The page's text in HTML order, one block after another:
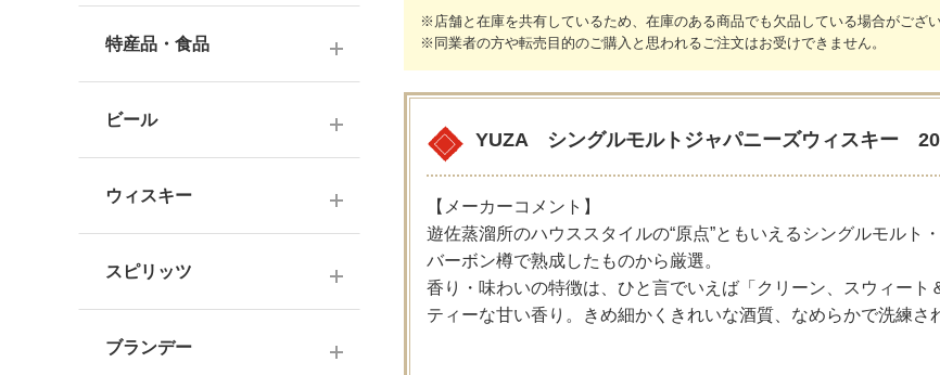
※店舗と在庫を共有しているため、在庫のある商品でも欠品している場合がござい
※同業者の方や転売目的のご購入と思われるご注文はお受けできません。
YUZA シングルモルトジャパニーズウィスキー
【メーカーコメント】
遊佐蒸溜所のハウススタイルの“原点”ともいえるシングルモルト
バーボン樽で熟成したものから厳選。
香り・味わいの特徴は、ひと言でいえば「クリーン、スウィー
ティーな甘い香り。きめ細かくきれいな酒質、なめらかで洗練さ
普通酒
お燗酒
にごり酒・発泡・その他
麦焼酎
米焼酎
黒糖焼酎
ドイツワイン
海外産ワイン
赤ワイン
シャンパーニュ
スパークリングワイン
オレンジワイン
果実酒・その他
シリーズで選ぶ
特産品・食品
おつまみ
健康志向・免疫力アップ
調味料
ビール
ウィスキー
その他ウイスキー
スピリッツ
ブランデー